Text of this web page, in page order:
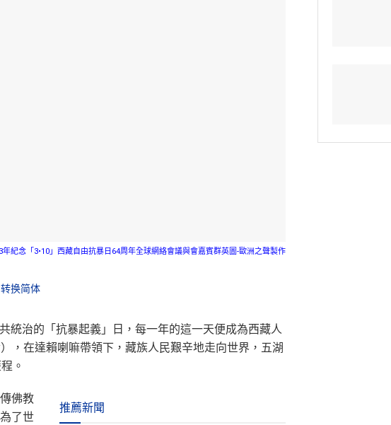
年紀念「3•10」西藏自由抗暴日64周年全球網絡會議與會嘉賓群英圖-歐洲之聲製作
转换简体
統治的「抗暴起義」日，每一年的這一天便成為西藏人
，在達賴喇嘛帶領下，藏族人民艱辛地走向世界，五湖
。
推薦新聞
佛教
了世